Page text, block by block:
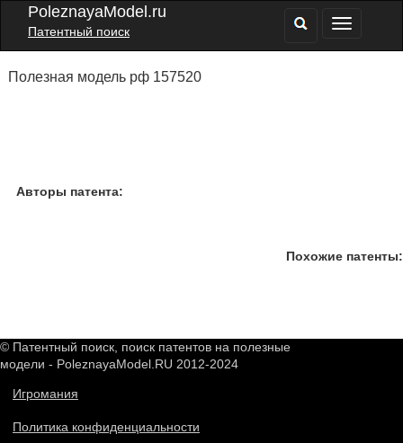
PoleznayaModel.ru
Патентный поиск
Полезная модель рф 157520
Авторы патента:
Похожие патенты:
© Патентный поиск, поиск патентов на полезные
модели - PoleznayaModel.RU 2012-2024
Игромания
Политика конфиденциальности